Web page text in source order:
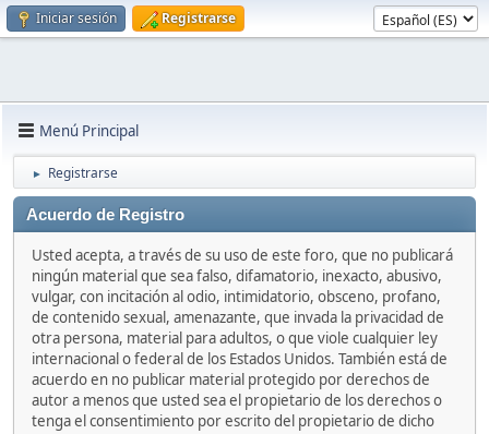
Iniciar sesión Registrarse
Menú Principal
► Registrarse
Acuerdo de Registro
Usted acepta, a través de su uso de este foro, que no publicará
ningún material que sea falso, difamatorio, inexacto, abusivo,
vulgar, con incitación al odio, intimidatorio, obsceno, profano,
de contenido sexual, amenazante, que invada la privacidad de
otra persona, material para adultos, o que viole cualquier ley
internacional o federal de los Estados Unidos. También está de
acuerdo en no publicar material protegido por derechos de
autor a menos que usted sea el propietario de los derechos o
tenga el consentimiento por escrito del propietario de dicho